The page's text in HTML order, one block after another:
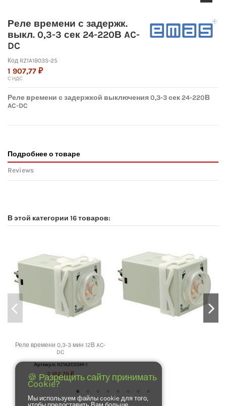
Реле времени с задержк.
выкл. 0,3-3 сек 24-220В AC-
DC
Код RZ1A1B03S-25
1 907,77 ₽
С НДС
Реле времени с задержкой выключения 0,3-3 сек 24-220В
AC-DC
Подробнее о товаре
Reviews
В этой категории 16 товаров:
Реле времени 0,3-3 мин 12В AC-
DC
Артикул: RZ1A2C03M-1
2 162,79 ₽
🍪 Разрещить сайту принимать
Cookie?
Мы используем файлы cookie для того,